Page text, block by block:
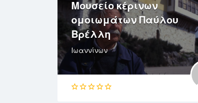
Μουσείο κέρινων
ομοιωμάτων Παύλου
Βρέλλη
Ιωαννίνων